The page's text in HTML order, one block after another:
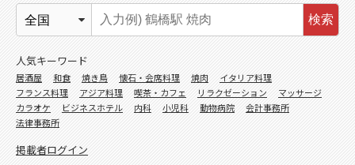
検索
人気キーワード
居酒屋 和食 焼き鳥 懐石・会席料理 焼肉
イタリア料理
フランス料理
アジア料理 喫茶・カフェ リラクゼーション
マッサージ
カラオケ
ビジネスホテル 内科 小児科 動物病院
会計事務所
法律事務所
掲載者ログイン